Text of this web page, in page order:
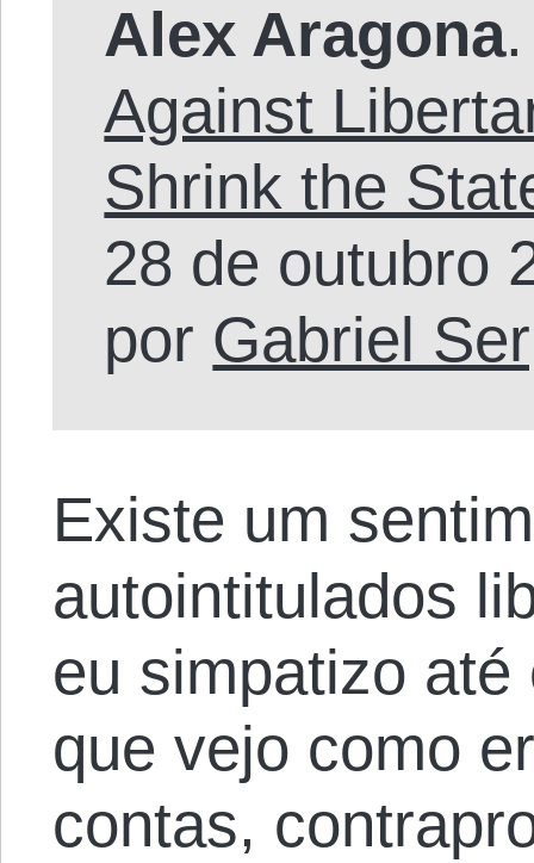
Alex Aragona
Against
Shrink the
28 de outubro
por Gabriel
Existe um
autointitulados
eu simpatizo
que vejo como
contas,